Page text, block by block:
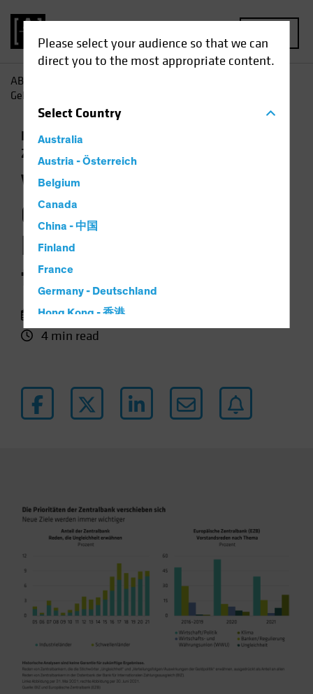
Please select your audience so that we can
direct you to the most appropriate content.
SelectCountry
Australia
Austria - Österreich
Belgium
Canada
China - 中国
Finland
France
Germany - Deutschland
Hong Kong - 香港
Hungary
Japan - 日本
Latin America
Norway
Other Asia-Pacific
Singapore
South Korea - 대한민국
Sweden
Switzerland
AB
Geldpolitik zu höherer Inflation führen?
Inflation Niedrigzinsumfeld
Zinsen
Wirtschaft
Wird eine neue
Geldpolitik zu
höherer Inflation
führen?
27 August 2021
4 min read